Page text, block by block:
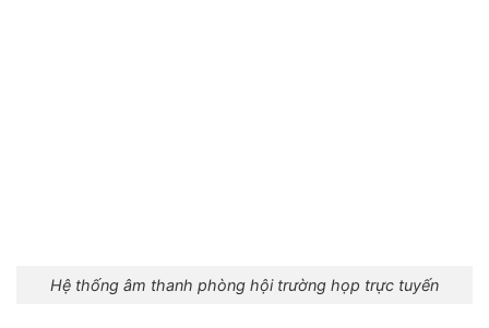
Hệ thống âm thanh phòng hội trường họp trực tuyến